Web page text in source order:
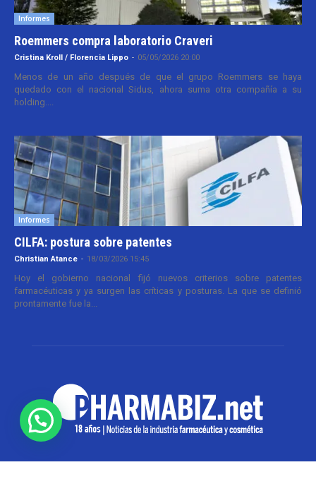
Informes
Roemmers compra laboratorio Craveri
Cristina Kroll / Florencia Lippo - 05/05/2026 20:00
Menos de un año después de que el grupo Roemmers se haya
quedado con el nacional Sidus, ahora suma otra compañía a su
holding....
Informes
CILFA: postura sobre patentes
Christian Atance - 18/03/2026 15:45
Hoy el gobierno nacional fijó nuevos criterios sobre patentes
farmacéuticas y ya surgen las críticas y posturas. La que se definió
prontamente fue la...